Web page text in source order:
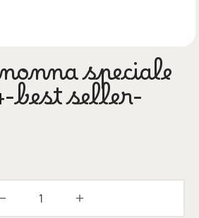
speciale
best seller-